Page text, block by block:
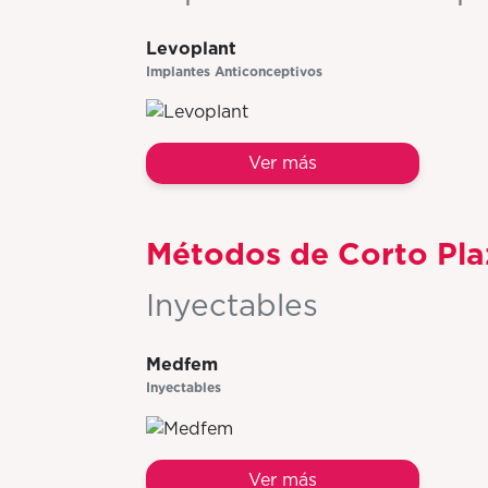
Levoplant
Implantes Anticonceptivos
Ver más
Métodos de Corto
Inyectables
Medfem
Inyectables
Ver más